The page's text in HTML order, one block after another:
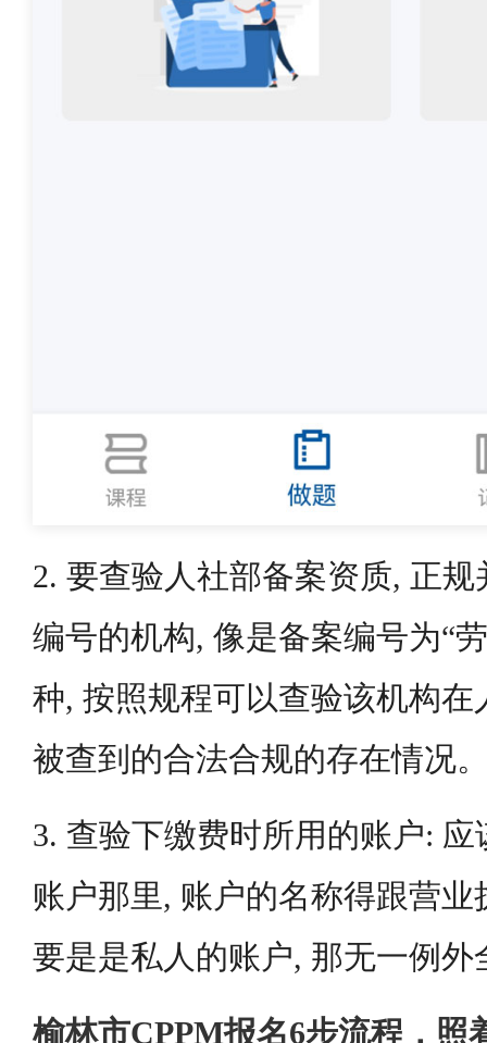
2. 要查验人社部备案资质, 正
编号的机构, 像是备案编号为“
种, 按照规程可以查验该机构
被查到的合法合规的存在情况
3. 查验下缴费时所用的账户:
账户那里, 账户的名称得跟营
要是是私人的账户, 那无一例外
榆林市CPPM报名6步流程，照